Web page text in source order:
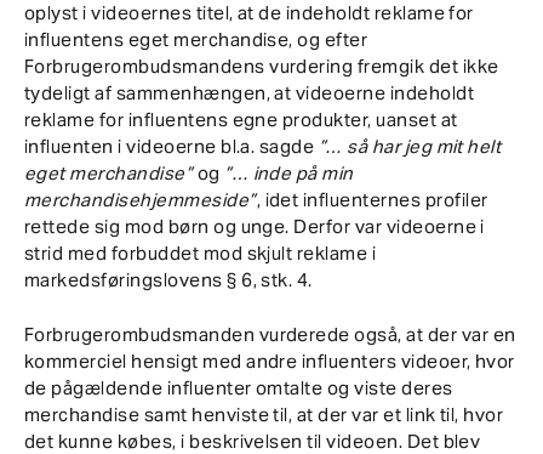
oplyst i videoernes titel, at de indeholdt reklame for
influentens eget merchandise, og efter
Forbrugerombudsmandens vurdering fremgik det ikke
tydeligt af sammenhængen, at videoerne indeholdt
reklame for influentens egne produkter, uanset at
influenten i videoerne bl.a. sagde ”… så har jeg mit helt
eget merchandise”og ”… inde på min
merchandisehjemmeside”, idet influenternes profiler
rettede sig mod børn og unge. Derfor var videoerne i
strid med forbuddet mod skjult reklame i
markedsføringslovens § 6, stk. 4.
Forbrugerombudsmanden vurderede også, at der var en
kommerciel hensigt med andre influenters videoer, hvor
de pågældende influenter omtalte og viste deres
merchandise samt henviste til, at der var et link til, hvor
det kunne købes, i beskrivelsen til videoen. Det blev